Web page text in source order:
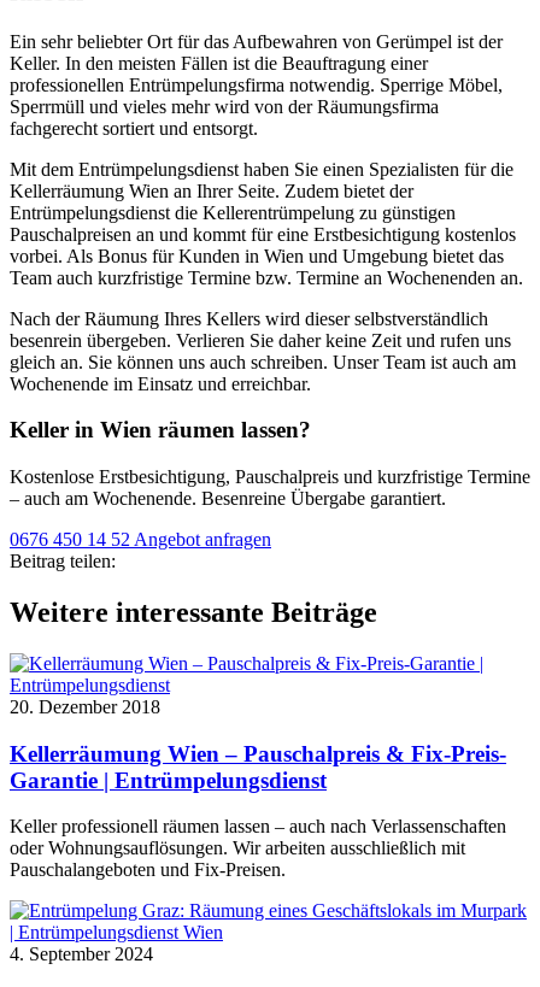
Ein sehr beliebter Ort für das Aufbewahren von Gerümpel ist der
Keller. In den meisten Fällen ist die Beauftragung einer
professionellen Entrümpelungsfirma notwendig. Sperrige Möbel,
Sperrmüll und vieles mehr wird von der Räumungsfirma
fachgerecht sortiert und entsorgt.
Mit dem Entrümpelungsdienst haben Sie einen Spezialisten für die
Kellerräumung Wien an Ihrer Seite. Zudem bietet der
Entrümpelungsdienst die Kellerentrümpelung zu günstigen
Pauschalpreisen an und kommt für eine Erstbesichtigung kostenlos
vorbei. Als Bonus für Kunden in Wien und Umgebung bietet das
Team auch kurzfristige Termine bzw. Termine an Wochenenden an.
Nach der Räumung Ihres Kellers wird dieser selbstverständlich
besenrein übergeben. Verlieren Sie daher keine Zeit und rufen uns
gleich an. Sie können uns auch schreiben. Unser Team ist auch am
Wochenende im Einsatz und erreichbar.
Keller in Wien räumen lassen?
Kostenlose Erstbesichtigung, Pauschalpreis und kurzfristige Termine
– auch am Wochenende. Besenreine Übergabe garantiert.
0676 450 14 52 Angebot anfragen
Beitrag teilen:
Weitere interessante Beiträge
20. Dezember 2018
Kellerräumung Wien – Pauschalpreis & Fix-Preis-
Garantie | Entrümpelungsdienst
Keller professionell räumen lassen – auch nach Verlassenschaften
oder Wohnungsauflösungen. Wir arbeiten ausschließlich mit
Pauschalangeboten und Fix-Preisen.
4. September 2024